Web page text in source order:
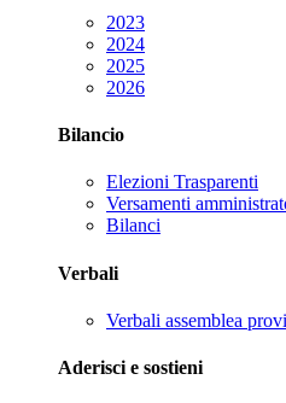
2023
2024
2025
2026
Bilancio
Elezioni Trasparenti
Versamenti
Bilanci
Verbali
Verbali assemblea
Aderisci e sostieni